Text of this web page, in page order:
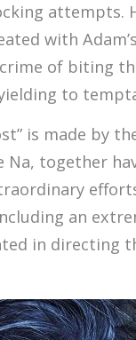
attempts.
with
of biting
to
is made by
Na, together
an
in directing